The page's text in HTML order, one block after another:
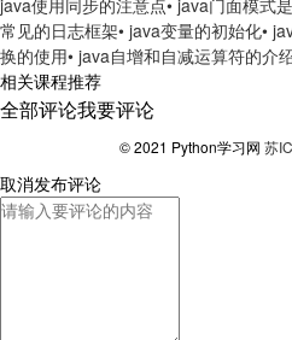
java使用同步的注意点• java门面模式
常见的日志框架• java变量的初始化•
换的使用• java自增和自减运算符的介
相关课程推荐
全部评论我要评论
© 2021 Python学习网 苏
取消发布评论